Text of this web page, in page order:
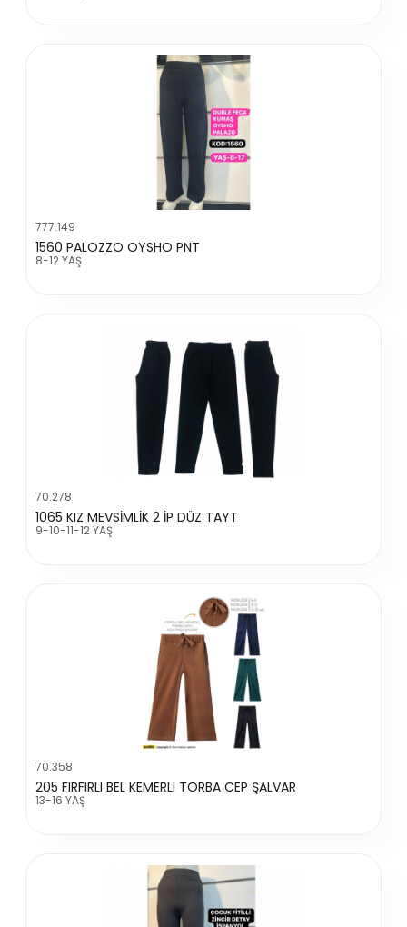
777.149
1560 PALOZZO OYSHO PNT
8-12 YAŞ
70.278
1065 KIZ MEVSİMLİK 2 İP DÜZ TAYT
9-10-11-12 YAŞ
70.358
205 FIRFIRLI BEL KEMERLI TORBA CEP ŞALVAR
13-16 YAŞ